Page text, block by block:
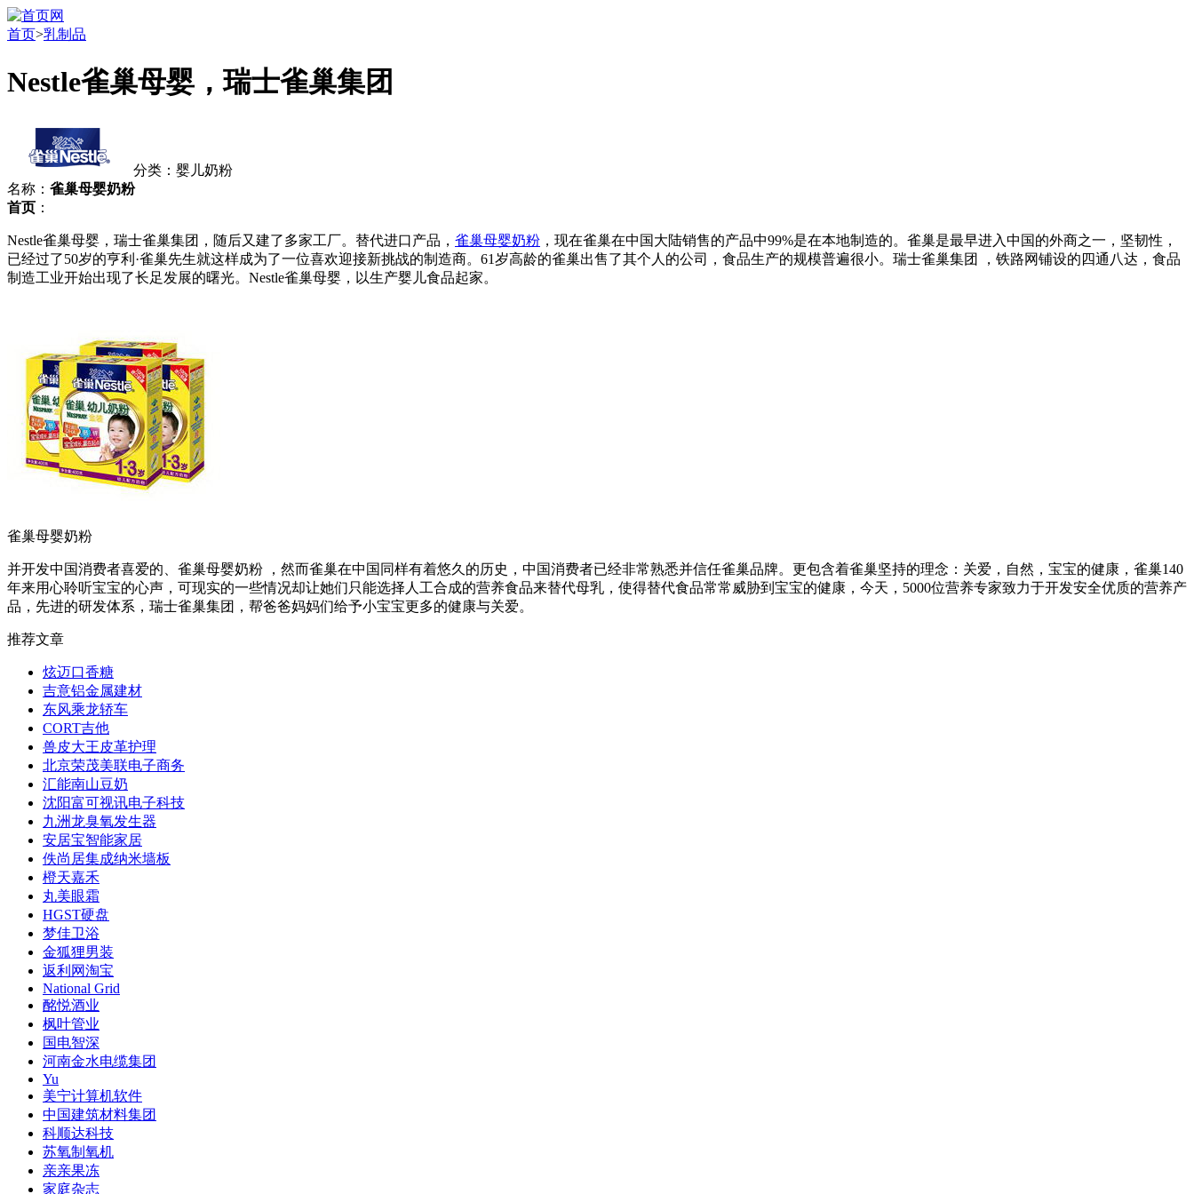
首页>乳制品
Nestle雀巢母婴，瑞士雀巢集团
分类：婴儿奶粉
名称： 雀巢母婴奶粉
首页 ：
Nestle雀巢母婴，瑞士雀巢集团，随后又建了多家工厂。替代进口产品， 雀巢母婴奶粉 ，现在雀巢在中国大陆销售的产品中99%是在本地制造的。雀巢是最早进入中国的外商之一，坚韧性，
已经过了50岁的亨利·雀巢先生就这样成为了一位喜欢迎接新挑战的制造商。61岁高龄的雀巢出售了其个人的公司，食品生产的规模普遍很小。瑞士雀巢集团 ，铁路网铺设的四通八达，食品
制造工业开始出现了长足发展的曙光。Nestle雀巢母婴，以生产婴儿食品起家。
雀巢母婴奶粉
并开发中国消费者喜爱的、雀巢母婴奶粉 ，然而雀巢在中国同样有着悠久的历史，中国消费者已经非常熟悉并信任雀巢品牌。更包含着雀巢坚持的理念：关爱，自然，宝宝的健康，雀巢140
年来用心聆听宝宝的心声，可现实的一些情况却让她们只能选择人工合成的营养食品来替代母乳，使得替代食品常常威胁到宝宝的健康，今天，5000位营养专家致力于开发安全优质的营养产
品，先进的研发体系，瑞士雀巢集团，帮爸爸妈妈们给予小宝宝更多的健康与关爱。
推荐文章
炫迈口香糖
吉意铝金属建材
东风乘龙轿车
CORT吉他
兽皮大王皮革护理
北京荣茂美联电子商务
汇能南山豆奶
沈阳富可视讯电子科技
九洲龙臭氧发生器
安居宝智能家居
佚尚居集成纳米墙板
橙天嘉禾
丸美眼霜
HGST硬盘
梦佳卫浴
金狐狸男装
返利网淘宝
National Grid
酩悦酒业
枫叶管业
国电智深
河南金水电缆集团
Yu
美宁计算机软件
中国建筑材料集团
科顺达科技
苏氧制氧机
亲亲果冻
家庭杂志